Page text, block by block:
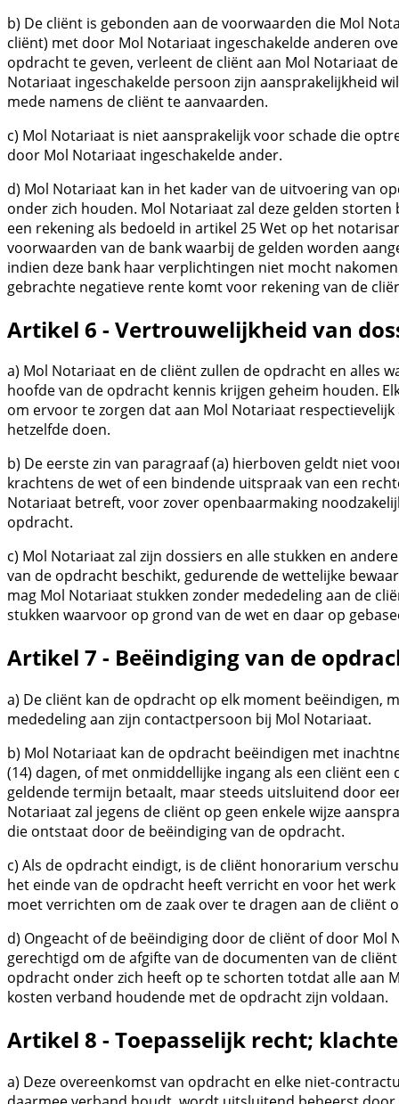
b) De cliënt is gebonden aan de voorwaarden die Mol
cliënt) met door Mol Notariaat ingeschakelde anderen
opdracht te geven, verleent de cliënt aan Mol Notariaat
Notariaat ingeschakelde persoon zijn aansprakelijkheid
mede namens de cliënt te aanvaarden.
c) Mol Notariaat is niet aansprakelijk voor schade die
door Mol Notariaat ingeschakelde ander.
d) Mol Notariaat kan in het kader van de uitvoering van
onder zich houden. Mol Notariaat zal deze gelden
een rekening als bedoeld in artikel 25 Wet op het
voorwaarden van de bank waarbij de gelden worden
indien deze bank haar verplichtingen niet mocht
gebrachte negatieve rente komt voor rekening van de
Artikel 6 - Vertrouwelijkheid van
a) Mol Notariaat en de cliënt zullen de opdracht en alles
hoofde van de opdracht kennis krijgen geheim houden.
om ervoor te zorgen dat aan Mol Notariaat
hetzelfde doen.
b) De eerste zin van paragraaf (a) hierboven geldt niet
krachtens de wet of een bindende uitspraak van een
Notariaat betreft, voor zover openbaarmaking
opdracht.
c) Mol Notariaat zal zijn dossiers en alle stukken en
van de opdracht beschikt, gedurende de wettelijke
mag Mol Notariaat stukken zonder mededeling aan de
stukken waarvoor op grond van de wet en daar op
Artikel 7 - Beëindiging van de
a) De cliënt kan de opdracht op elk moment beëindigen,
mededeling aan zijn contactpersoon bij Mol Notariaat.
b) Mol Notariaat kan de opdracht beëindigen met
(14) dagen, of met onmiddellijke ingang als een cliënt
geldende termijn betaalt, maar steeds uitsluitend door
Notariaat zal jegens de cliënt op geen enkele wijze
die ontstaat door de beëindiging van de opdracht.
c) Als de opdracht eindigt, is de cliënt honorarium
het einde van de opdracht heeft verricht en voor het
moet verrichten om de zaak over te dragen aan de cliënt
d) Ongeacht of de beëindiging door de cliënt of door Mol
gerechtigd om de afgifte van de documenten van de
opdracht onder zich heeft op te schorten totdat alle aan
kosten verband houdende met de opdracht zijn voldaan.
Artikel 8 - Toepasselijk recht;
a) Deze overeenkomst van opdracht en elke niet-